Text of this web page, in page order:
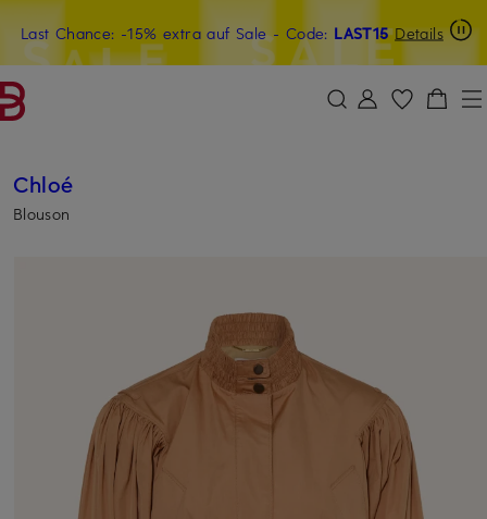
ZUM HAUPTINHALT ÜBERSPRINGEN ZUM SUCHFELD ÜBERSPRINGEN
Last Chance: -15% extra auf Sale- Code: LAST15 Details
15€-Willkommensgutschein mit Beyond sichern
Chloé
Blouson